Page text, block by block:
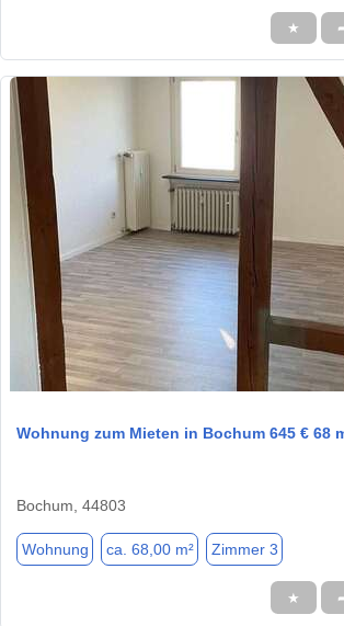
★
Wohnung zum Mieten in Bochum 645 € 68
Bochum, 44803
Wohnung ca. 68,00 m² Zimmer 3
★